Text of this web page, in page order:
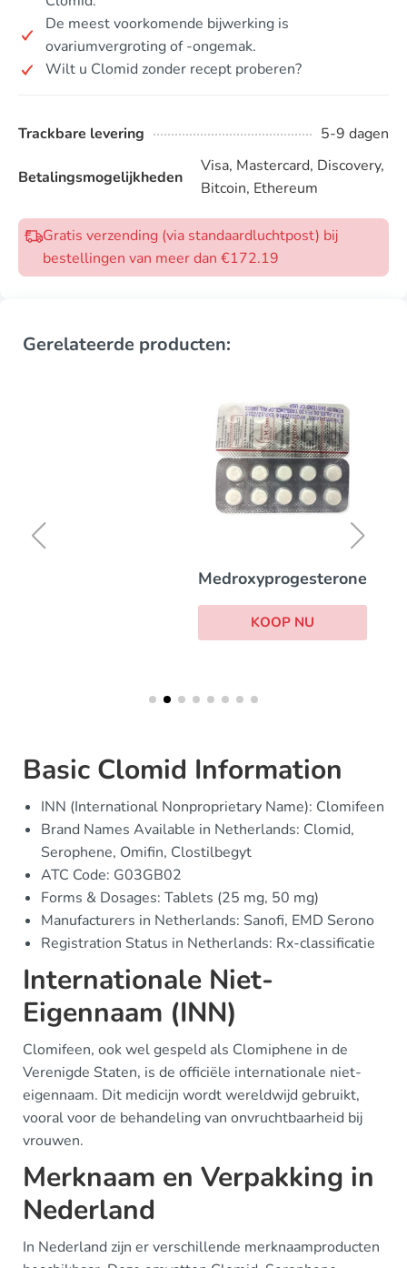
De meest voorkomende bijwerking is
ovariumvergroting of -ongemak.
Wilt u Clomid zonder recept proberen?
Trackbare levering 5-9 dagen
Betalingsmogelijkheden
Visa, Mastercard, Discovery,
Bitcoin, Ethereum
Gratis verzending (via standaardluchtpost) bij
bestellingen van meer dan €172.19
Gerelateerde producten:
Medroxyprogesterone
Basic Clomid Information
INN (International Nonproprietary Name): Clomifeen
Brand Names Available in Netherlands: Clomid,
Serophene, Omifin, Clostilbegyt
ATC Code: G03GB02
Forms & Dosages: Tablets (25 mg, 50 mg)
Manufacturers in Netherlands: Sanofi, EMD Serono
Registration Status in Netherlands: Rx-classificatie
Internationale Niet-
Eigennaam (INN)
Clomifeen, ook wel gespeld als Clomiphene in de
Verenigde Staten, is de officiële internationale niet-
eigennaam. Dit medicijn wordt wereldwijd gebruikt,
vooral voor de behandeling van onvruchtbaarheid bij
vrouwen.
Merknaam en Verpakking in
Nederland
In Nederland zijn er verschillende merknaamproducten